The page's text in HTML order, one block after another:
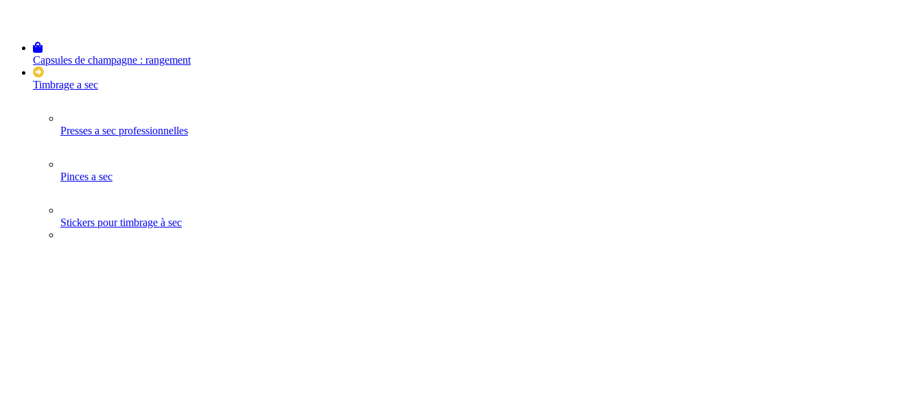
Capsules de champagne : rangement
Timbrage a sec
Presses a sec professionnelles
Pinces a sec
Stickers pour timbrage à sec